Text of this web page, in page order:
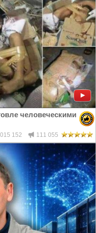
человеческими
152 111 055